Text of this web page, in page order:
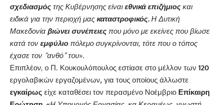
σχεδιασμός της Κυβέρνησης είναι εθνικά επιζήμιος και
ειδικά για την περιοχή μας καταστροφικός. Η Δυτική
Μακεδονία βιώνει συνέπειες που μόνο με εκείνες που βίωσε
κατά τον εμφύλιο πόλεμο συγκρίνονται, τότε που ο τόπος
έχασε τον “ανθό” του».
Επιπλέον, ο Π. Κουκουλόπουλος εστίασε στο μέλλον των 120
εργολαβικών εργαζομένων, για τους οποίους άλλωστε
εγκαίρως είχε καταθέσει τον περασμένο Νοέμβριο Επίκαιρη